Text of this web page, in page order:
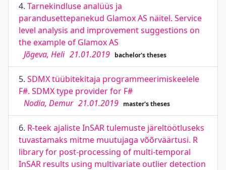
4. Tarnekindluse analüüs ja
parandusettepanekud Glamox AS näitel. Service
level analysis and improvement suggestions on
the example of Glamox AS
Jõgeva, Heli 21.01.2019 bachelor's theses
5. SDMX tüübitekitaja programmeerimiskeelele
F#. SDMX type provider for F#
Nodia, Demur 21.01.2019 master's theses
6. R-teek ajaliste InSAR tulemuste järeltöötluseks
tuvastamaks mitme muutujaga võõrväärtusi. R
library for post-processing of multi-temporal
InSAR results using multivariate outlier detection